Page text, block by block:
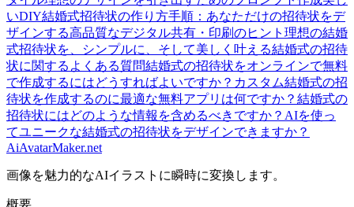
いDIY結婚式招待状の作り方手順：あなただけの招待状をデ
ザインする高品質なデジタル共有・印刷のヒント 理想の結婚
式招待状を、シンプルに、そして美しく叶える結婚式の招待
状に関するよくある質問結婚式の招待状をオンラインで無料
で作成するにはどうすればよいですか？ カスタム結婚式の招
待状を作成するのに最適な無料アプリは何ですか？ 結婚式の
招待状にはどのような情報を含めるべきですか？ AIを使っ
てユニークな結婚式の招待状をデザインできますか？
AiAvatarMaker.net
画像を魅力的なAIイラストに瞬時に変換します。
概要